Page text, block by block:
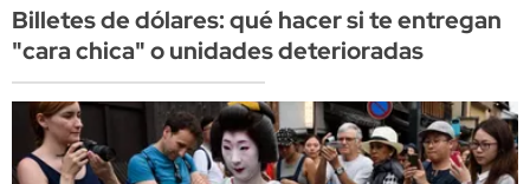
Billetes de dólares: qué hacer si te entregan
"cara chica" o unidades deterioradas